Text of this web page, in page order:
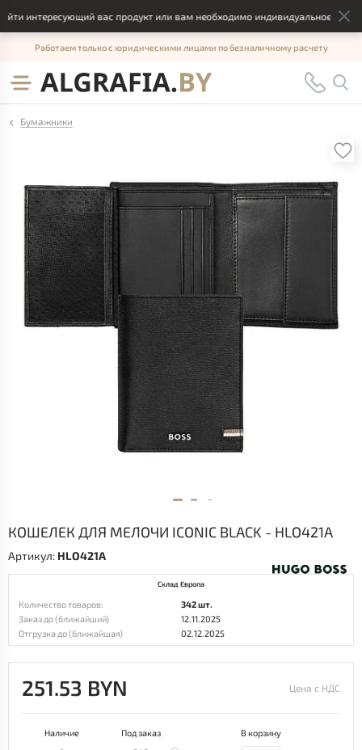
интересующий вас продукт или вам необходимо индивидуальное
Работаем только с юридическими лицами по безналичному расчету
Бумажники
КОШЕЛЕК ДЛЯ МЕЛОЧИ ICONIC BLACK - HLO421A
Артикул: HLO421A
Склад Европа
Количество товаров:
342 шт.
Заказ до (ближайший)
12.11.2025
Отгрузка до (ближайшая)
02.12.2025
251.53 BYN Цена с НДС
Наличие Под заказ
В корзину